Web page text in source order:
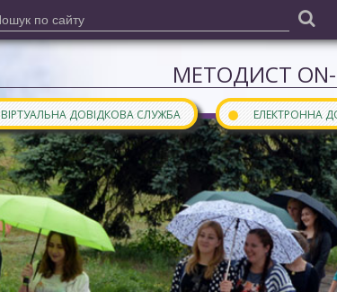
МЕТОДИСТ
ВІРТУАЛЬНА ДОВІДКОВА СЛУЖБА ● ЕЛЕКТРОННА